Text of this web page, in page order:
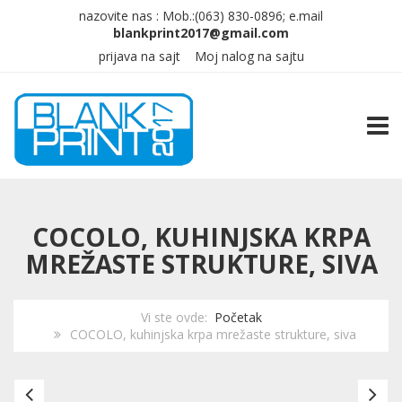
nazovite nas : Mob.:(063) 830-0896; e.mail
prijava na sajt Moj nalog na sajtu
COCOLO, KUHINJSKA KRPA
MREŽASTE STRUKTURE, SIVA
Vi ste ovde: Početak
COCOLO, kuhinjska krpa mrežaste strukture, siva
COCOLO,